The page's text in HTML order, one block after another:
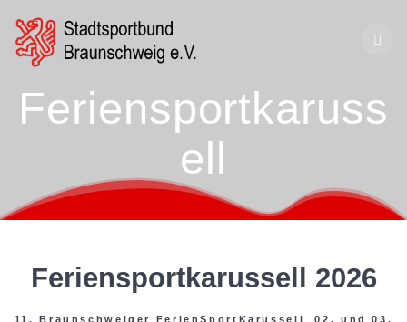
Feriensportkaruss
ell
Feriensportkarussell 2026
11. Braunschweiger FerienSportKarussell 02. und 03.